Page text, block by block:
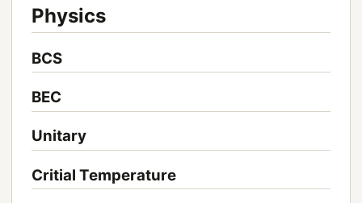
Physics
BCS
BEC
Unitary
Critial Temperature